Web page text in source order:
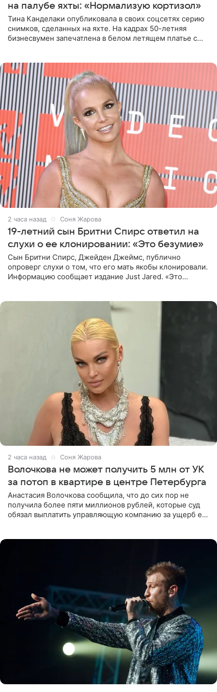
на палубе яхты: «Нормализую кортизол»
Тина Канделаки опубликовала в своих соцсетях серию
снимков, сделанных на яхте. На кадрах 50-летняя
бизнесвумен запечатлена в белом летящем платье с
2 часа назад Соня Жарова
19-летний сын Бритни Спирс ответил на
слухи о ее клонировании: «Это безумие»
Сын Бритни Спирс, Джейден Джеймс, публично
опроверг слухи о том, что его мать якобы клонировали.
Информацию сообщает издание Just Jared. «Это
2 часа назад Соня Жарова
Волочкова не может получить 5 млн от УК
за потоп в квартире в центре Петербурга
Анастасия Волочкова сообщила, что до сих пор не
получила более пяти миллионов рублей, которые суд
обязал выплатить управляющую компанию за ущерб ее